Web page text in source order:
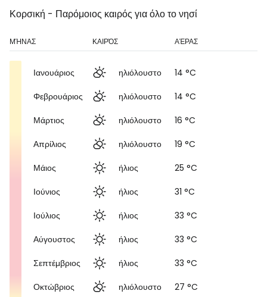
Κορσική - Παρόμοιος καιρός για όλο το νησί
ΜΉΝΑΣ ΚΑΙΡΌΣ ΑΈΡΑΣ
Ιανουάριος ηλιόλουστο
14 °C
Φεβρουάριος
ηλιόλουστο
14 °C
Μάρτιος
ηλιόλουστο
16 °C
Απρίλιος
ηλιόλουστο
19 °C
Μάιος
ήλιος
25 °C
Ιούνιος
ήλιος
31 °C
Ιούλιος
ήλιος
33 °C
Αύγουστος
ήλιος
33 °C
Σεπτέμβριος
ήλιος
33 °C
Οκτώβριος
ηλιόλουστο 27 °C